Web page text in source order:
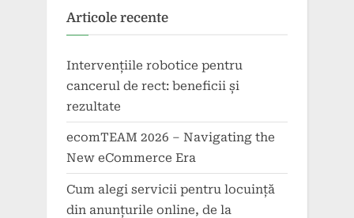
Articole recente
Intervențiile robotice pentru
cancerul de rect: beneficii și
rezultate
ecomTEAM 2026 – Navigating the
New eCommerce Era
Cum alegi servicii pentru locuință
din anunțurile online, de la